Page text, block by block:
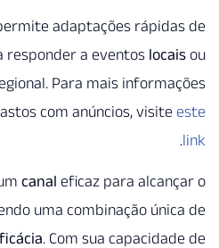
A flexibilidade do rádio permite
campanhas para
mudanças no mercado
sobre como otimizar gastos
O rádio continua a ser um
públicolocal, oferecendo
alcance eeficácia